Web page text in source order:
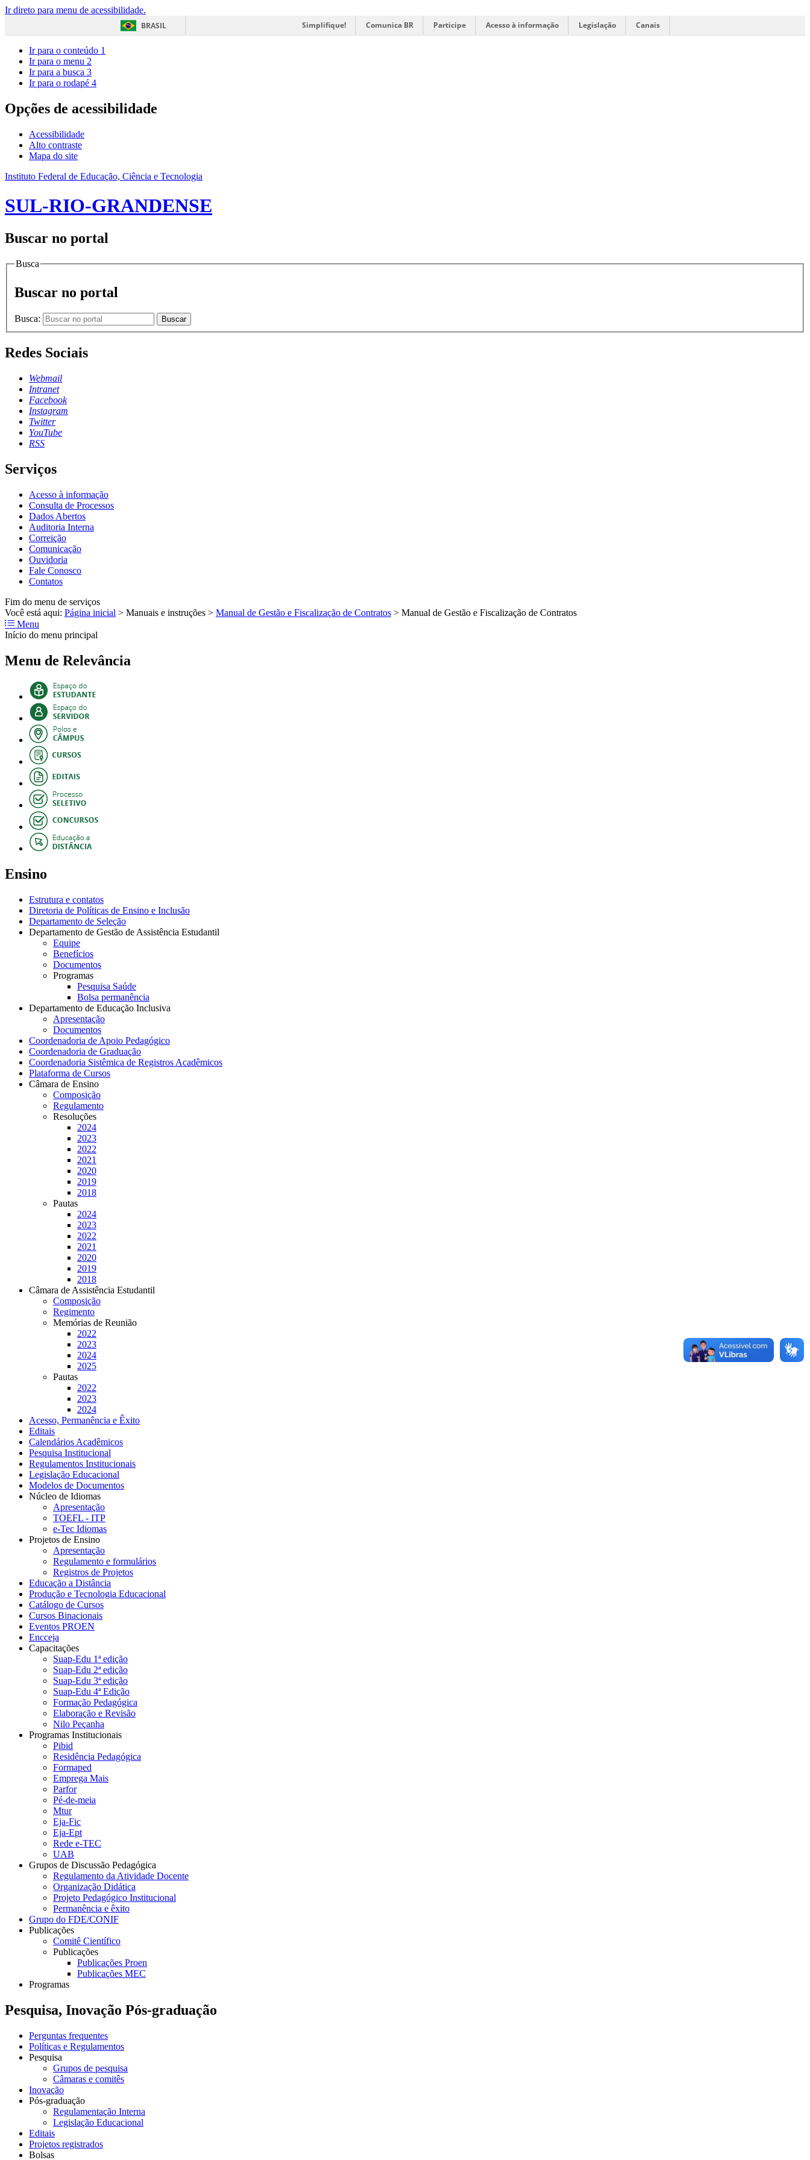
Ir direto para menu de acessibilidade.
BRASIL
Simplifique! Comunica BR Participe Acesso à informação Legislação Canais
Ir para o conteúdo 1
Ir para o menu 2
Ir para a busca 3
Ir para o rodapé 4
Opções de acessibilidade
Acessibilidade
Alto contraste
Mapa do site
Instituto Federal de Educação, Ciência e Tecnologia
SUL-RIO-GRANDENSE
Buscar no portal
Busca
Buscar no portal
Busca: Buscar
Redes Sociais
Webmail
Intranet
Facebook
Instagram
Twitter
YouTube
RSS
Serviços
Acesso à informação
Consulta de Processos
Dados Abertos
Auditoria Interna
Correição
Comunicação
Ouvidoria
Fale Conosco
Contatos
Fim do menu de serviços
Você está aqui: Página inicial > Manuais e instruções > Manual de Gestão e Fiscalização de Contratos > Manual de Gestão e Fiscalização de Contratos
Menu
Início do menu principal
Menu de Relevância
Ensino
Estrutura e contatos
Diretoria de Políticas de Ensino e Inclusão
Departamento de Seleção
Departamento de Gestão de Assistência Estudantil
Equipe
Benefícios
Documentos
Programas
Pesquisa Saúde
Bolsa permanência
Departamento de Educação Inclusiva
Apresentação
Documentos
Coordenadoria de Apoio Pedagógico
Coordenadoria de Graduação
Coordenadoria Sistêmica de Registros Acadêmicos
Plataforma de Cursos
Câmara de Ensino
Composição
Regulamento
Resoluções
2024
2023
2022
2021
2020
2019
2018
Pautas
2024
2023
2022
2021
2020
2019
2018
Câmara de Assistência Estudantil
Composição
Regimento
Memórias de Reunião
2022
2023
2024
2025
Pautas
2022
2023
2024
Acesso, Permanência e Êxito
Editais
Calendários Acadêmicos
Pesquisa Institucional
Regulamentos Institucionais
Legislação Educacional
Modelos de Documentos
Núcleo de Idiomas
Apresentação
TOEFL - ITP
e-Tec Idiomas
Projetos de Ensino
Apresentação
Regulamento e formulários
Registros de Projetos
Educação a Distância
Produção e Tecnologia Educacional
Catálogo de Cursos
Cursos Binacionais
Eventos PROEN
Encceja
Capacitações
Suap-Edu 1ª edição
Suap-Edu 2ª edição
Suap-Edu 3ª edição
Suap-Edu 4ª Edição
Formação Pedagógica
Elaboração e Revisão
Nilo Peçanha
Programas Institucionais
Pibid
Residência Pedagógica
Formaped
Emprega Mais
Parfor
Pé-de-meia
Mtur
Eja-Fic
Eja-Ept
Rede e-TEC
UAB
Grupos de Discussão Pedagógica
Regulamento da Atividade Docente
Organização Didática
Projeto Pedagógico Institucional
Permanência e êxito
Grupo do FDE/CONIF
Publicações
Comitê Científico
Publicações
Publicações Proen
Publicações MEC
Programas
Pesquisa, Inovação Pós-graduação
Perguntas frequentes
Políticas e Regulamentos
Pesquisa
Grupos de pesquisa
Câmaras e comitês
Inovação
Pós-graduação
Regulamentação Interna
Legislação Educacional
Editais
Projetos registrados
Bolsas